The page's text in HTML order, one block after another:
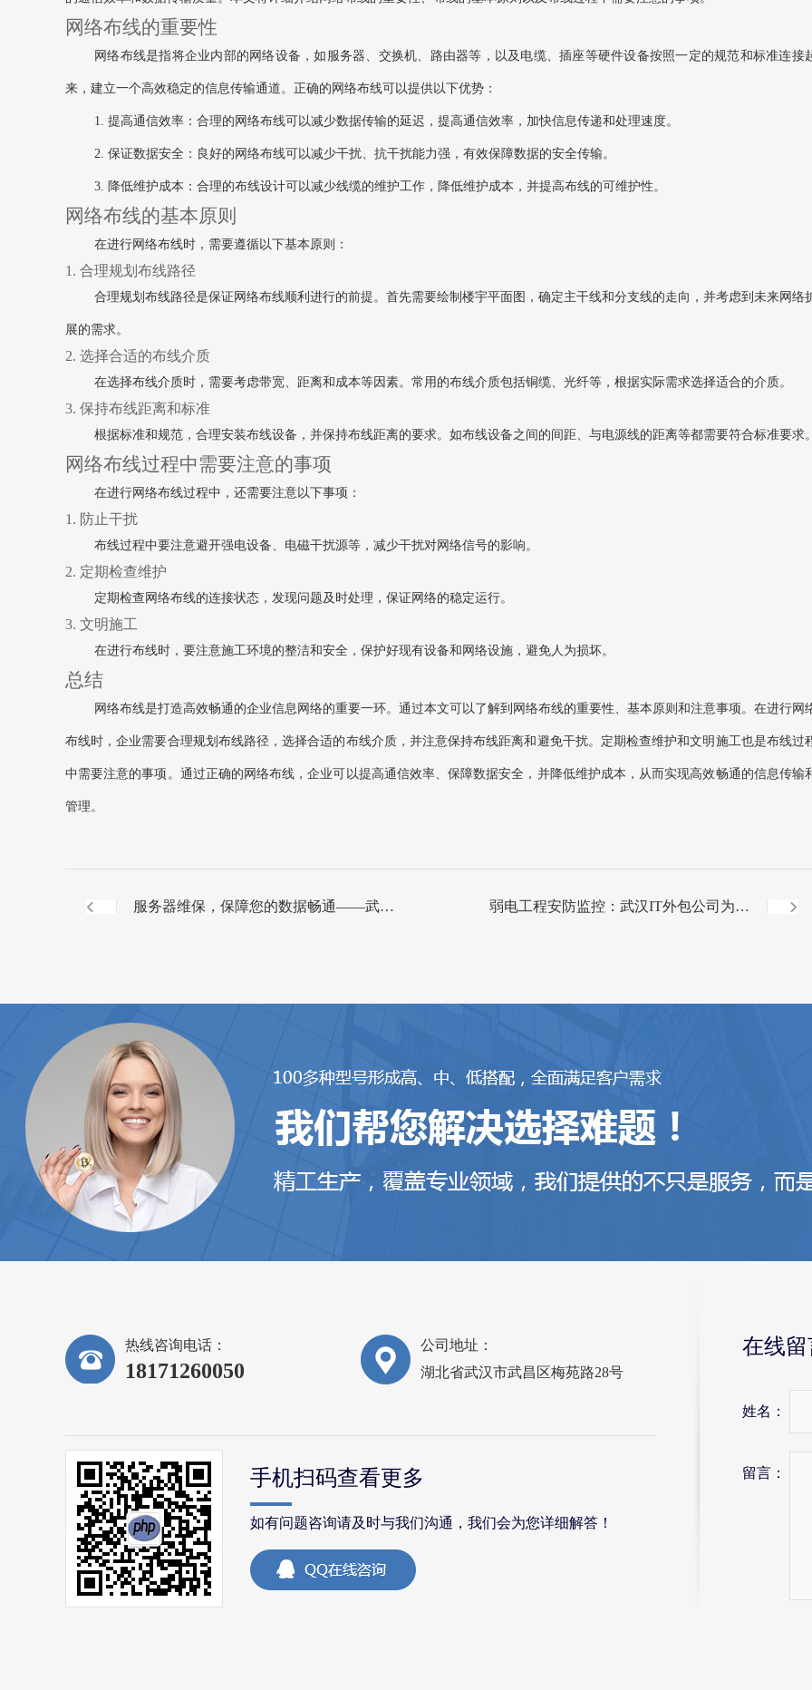
网络布线的重要性
网络布线是指将企业内部的网络设备，如服务器、交换机、路由器等，以及电缆、插座等硬件设备按照一定的规范和标准连接
来，建立一个高效稳定的信息传输通道。正确的网络布线可以提供以下优势：
1. 提高通信效率：合理的网络布线可以减少数据传输的延迟，提高通信效率，加快信息传递和处理速度。
2. 保证数据安全：良好的网络布线可以减少干扰、抗干扰能力强，有效保障数据的安全传输。
3. 降低维护成本：合理的布线设计可以减少线缆的维护工作，降低维护成本，并提高布线的可维护性。
网络布线的基本原则
在进行网络布线时，需要遵循以下基本原则：
1. 合理规划布线路径
合理规划布线路径是保证网络布线顺利进行的前提。首先需要绘制楼宇平面图，确定主干线和分支线的走向，并考虑到未来网络
展的需求。
2. 选择合适的布线介质
在选择布线介质时，需要考虑带宽、距离和成本等因素。常用的布线介质包括铜缆、光纤等，根据实际需求选择适合的介质。
3. 保持布线距离和标准
根据标准和规范，合理安装布线设备，并保持布线距离的要求。如布线设备之间的间距、与电源线的距离等都需要符合标准要求。
网络布线过程中需要注意的事项
在进行网络布线过程中，还需要注意以下事项：
1. 防止干扰
布线过程中要注意避开强电设备、电磁干扰源等，减少干扰对网络信号的影响。
2. 定期检查维护
定期检查网络布线的连接状态，发现问题及时处理，保证网络的稳定运行。
3. 文明施工
在进行布线时，要注意施工环境的整洁和安全，保护好现有设备和网络设施，避免人为损坏。
总结
网络布线是打造高效畅通的企业信息网络的重要一环。通过本文可以了解到网络布线的重要性、基本原则和注意事项。在进行网
布线时，企业需要合理规划布线路径，选择合适的布线介质，并注意保持布线距离和避免干扰。定期检查维护和文明施工也是布线过
中需要注意的事项。通过正确的网络布线，企业可以提高通信效率、保障数据安全，并降低维护成本，从而实现高效畅通的信息传输
管理。
服务器维保，保障您的数据畅通——武汉 弱电工程安防监控：武汉IT外包公司为您
热线咨询电话：
18171260050
公司地址：
湖北省武汉市武昌区梅苑路28号
手机扫码查看更多
如有问题咨询请及时与我们沟通，我们会为您详细解答！
在线留
姓名：
留言：